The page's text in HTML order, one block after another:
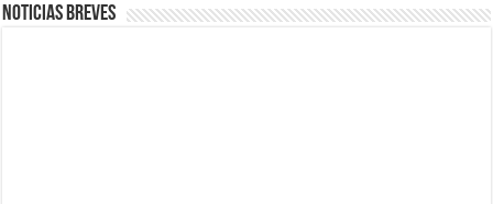
Noticias breves